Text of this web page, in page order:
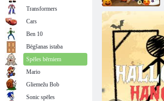
Halovīni slēptos
objektus
Transformers
Cars
Ben 10
Bēgšanas istaba
Spēles bērniem
Mario
Gliemežu Bob
Sonic spēles